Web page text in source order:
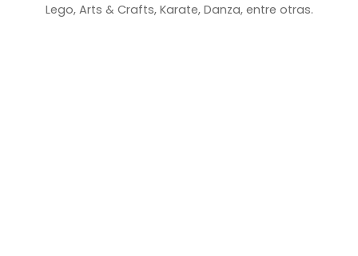
Lego, Arts & Crafts, Karate, Danza, entre otras.